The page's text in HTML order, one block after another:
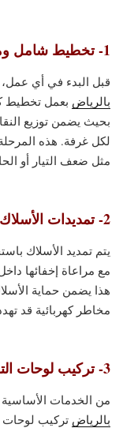
1- تخطيط شامل ومدروس للشبكة الكهربائية
قبل البدء في أي
بالرياض بعمل تخطيط
بحيث يضمن توزيع
لكل غرفة. هذه
مثل ضعف التيار أو
2- تمديدات الأسلاك الداخلية والخارجية باحترافية
يتم تمديد الأسلاك
مع مراعاة إخفائها
هذا يضمن حماية
مخاطر كهربائية قد
3- تركيب لوحات التوزيع والقواطع الكهربائية
من الخدمات الأساسية
بالرياض تركيب لوحات